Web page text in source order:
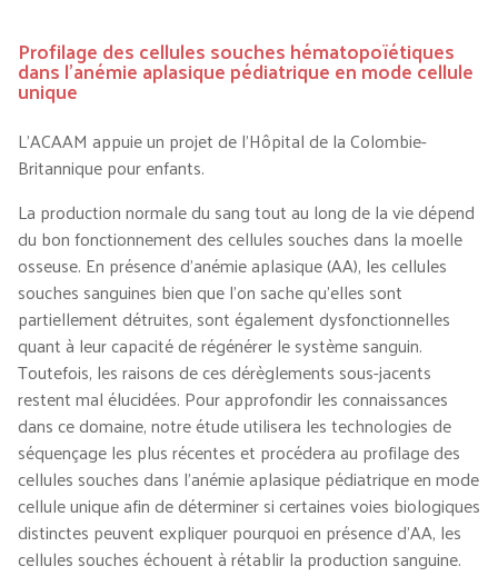
Profilage des cellules souches hématopoïétiques
dans l'anémie aplasique pédiatrique en mode cellule
unique
L’ACAAM appuie un projet de l’Hôpital de la Colombie-
Britannique pour enfants.
La production normale du sang tout au long de la vie dépend
du bon fonctionnement des cellules souches dans la moelle
osseuse. En présence d’anémie aplasique (AA), les cellules
souches sanguines bien que l’on sache qu’elles sont
partiellement détruites, sont également dysfonctionnelles
quant à leur capacité de régénérer le système sanguin.
Toutefois, les raisons de ces dérèglements sous-jacents
restent mal élucidées. Pour approfondir les connaissances
dans ce domaine, notre étude utilisera les technologies de
séquençage les plus récentes et procédera au profilage des
cellules souches dans l’anémie aplasique pédiatrique en mode
cellule unique afin de déterminer si certaines voies biologiques
distinctes peuvent expliquer pourquoi en présence d’AA, les
cellules souches échouent à rétablir la production sanguine.